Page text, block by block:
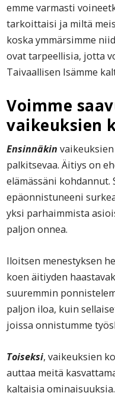
emme varmasti
tarkoittaisi ja miltä
koska ymmärsimme
ovat tarpeellisia, jotta
Taivaallisen Isämme
Voimme
vaikeuksien
Ensinnäkin
palkitsevaa. Äitiys on
elämässäni
epäonnistuneeni
yksi parhaimmista
paljon onnea.
Iloitsen menestyksen
koen äitiyden
suuremmin
paljon iloa, kuin
joissa onnistumme
Toiseksi, vaikeuksien
auttaa meitä
kaltaisia